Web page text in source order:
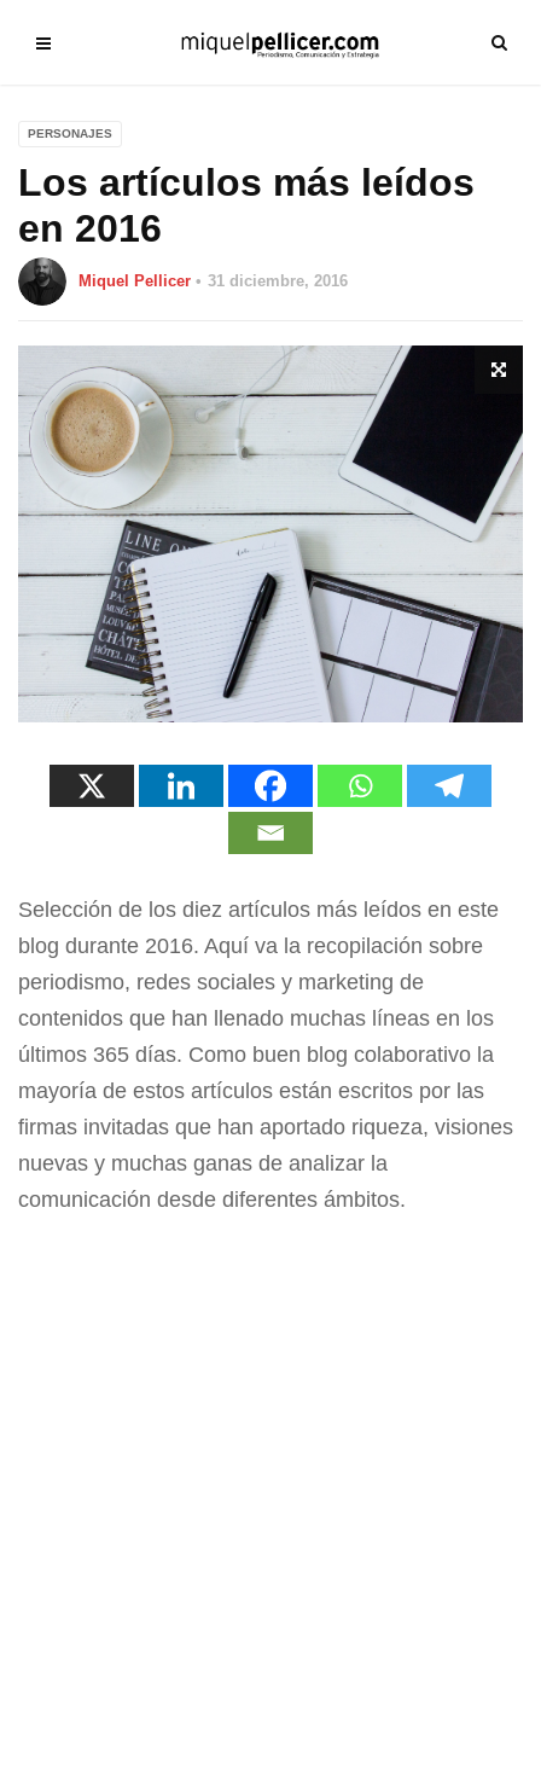
PERSONAJES
Los artículos más leídos
en 2016
Miquel Pellicer 31 diciembre, 2016
Selección de los diez artículos más leídos en este
blog durante 2016. Aquí va la recopilación sobre
periodismo, redes sociales y marketing de
contenidos que han llenado muchas líneas en los
últimos 365 días. Como buen blog colaborativo la
mayoría de estos artículos están escritos por las
firmas invitadas que han aportado riqueza, visiones
nuevas y muchas ganas de analizar la
comunicación desde diferentes ámbitos.